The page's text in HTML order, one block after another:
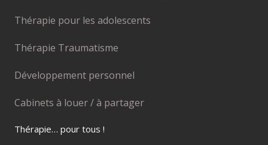
Thérapie pour les adolescents
Thérapie Traumatisme
Développement personnel
Cabinets à louer / à partager
Thérapie… pour tous !